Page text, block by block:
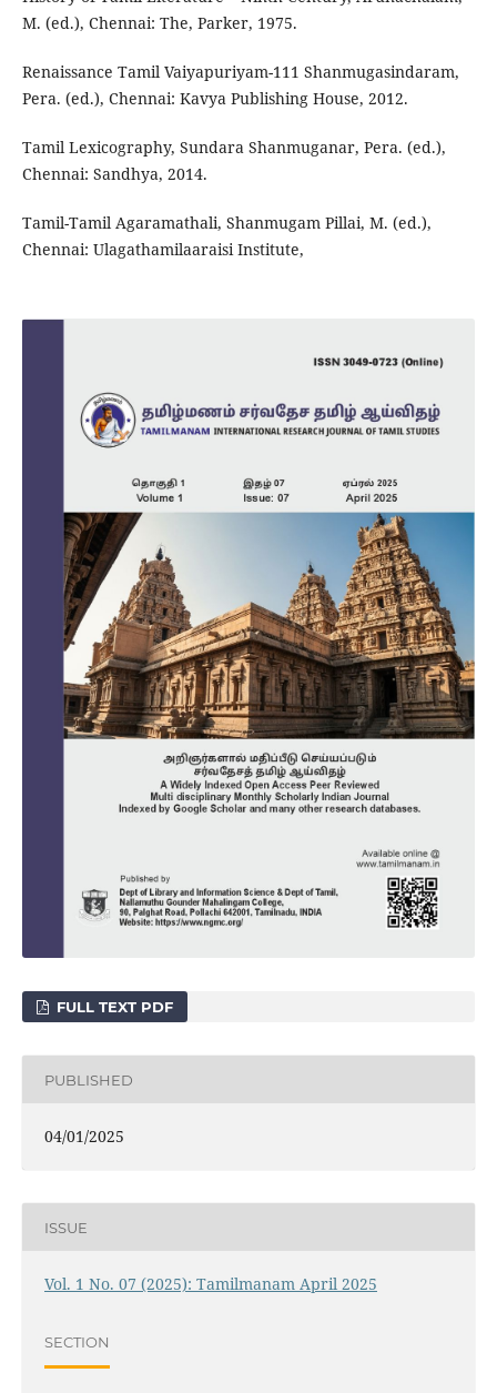
M. (ed.), Chennai: The, Parker, 1975.
Renaissance Tamil Vaiyapuriyam-111 Shanmugasindaram,
Pera. (ed.), Chennai: Kavya Publishing House, 2012.
Tamil Lexicography, Sundara Shanmuganar, Pera. (ed.),
Chennai: Sandhya, 2014.
Tamil-Tamil Agaramathali, Shanmugam Pillai, M. (ed.),
Chennai: Ulagathamilaaraisi Institute,
FULL TEXT PDF
PUBLISHED
04/01/2025
ISSUE
Vol. 1 No. 07 (2025): Tamilmanam April 2025
SECTION